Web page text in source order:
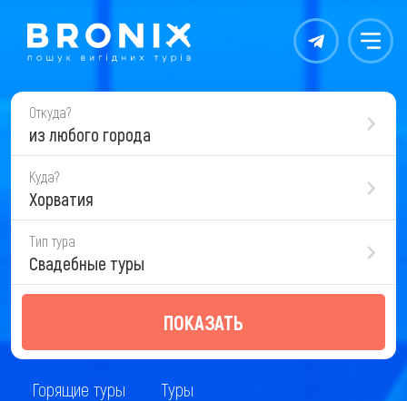
Контакты Меню
Откуда?
из любого города
Куда?
Хорватия
Тип тура
Свадебные туры
ПОКАЗАТЬ
Горящие туры Туры